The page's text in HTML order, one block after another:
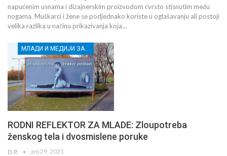
napućenim usnama i dizajnerskim proizvodom čvrsto stisnutim među
nogama. Muškarci i žene se podjednako koriste u oglašavanju ali postoji
velika razlika u načinu prikazivanja koja…
МЛАДИ И МЕДИЈИ ЗА ДЕМОКРАТСКИ РАЗВОЈ
RODNI REFLEKTOR ZA MLADE: Zloupotreba
ženskog tela i dvosmislene poruke
D.P. дец 29, 2021